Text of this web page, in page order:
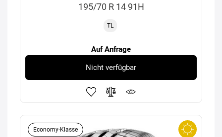
195/70 R 14 91H
TL
Auf Anfrage
Nicht verfügbar
Economy-Klasse